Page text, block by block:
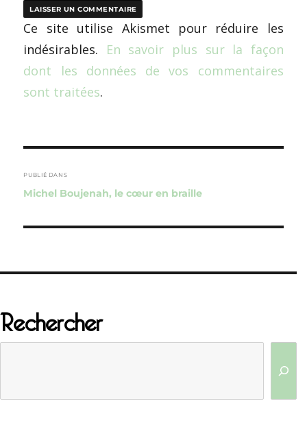
Ce site utilise Akismet pour réduire les
indésirables. En savoir plus sur la façon
dont les données de vos commentaires
sont traitées.
de
l’article
PUBLIÉ DANS
Michel Boujenah, le cœur en braille
Rechercher